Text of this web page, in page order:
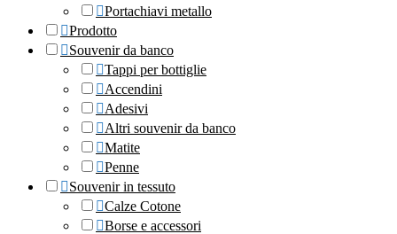
Portachiavi metallo
Prodotto
Souvenir da banco
Tappi per bottiglie
Accendini
Adesivi
Altri souvenir da banco
Matite
Penne
Souvenir in tessuto
Calze Cotone
Borse e accessori